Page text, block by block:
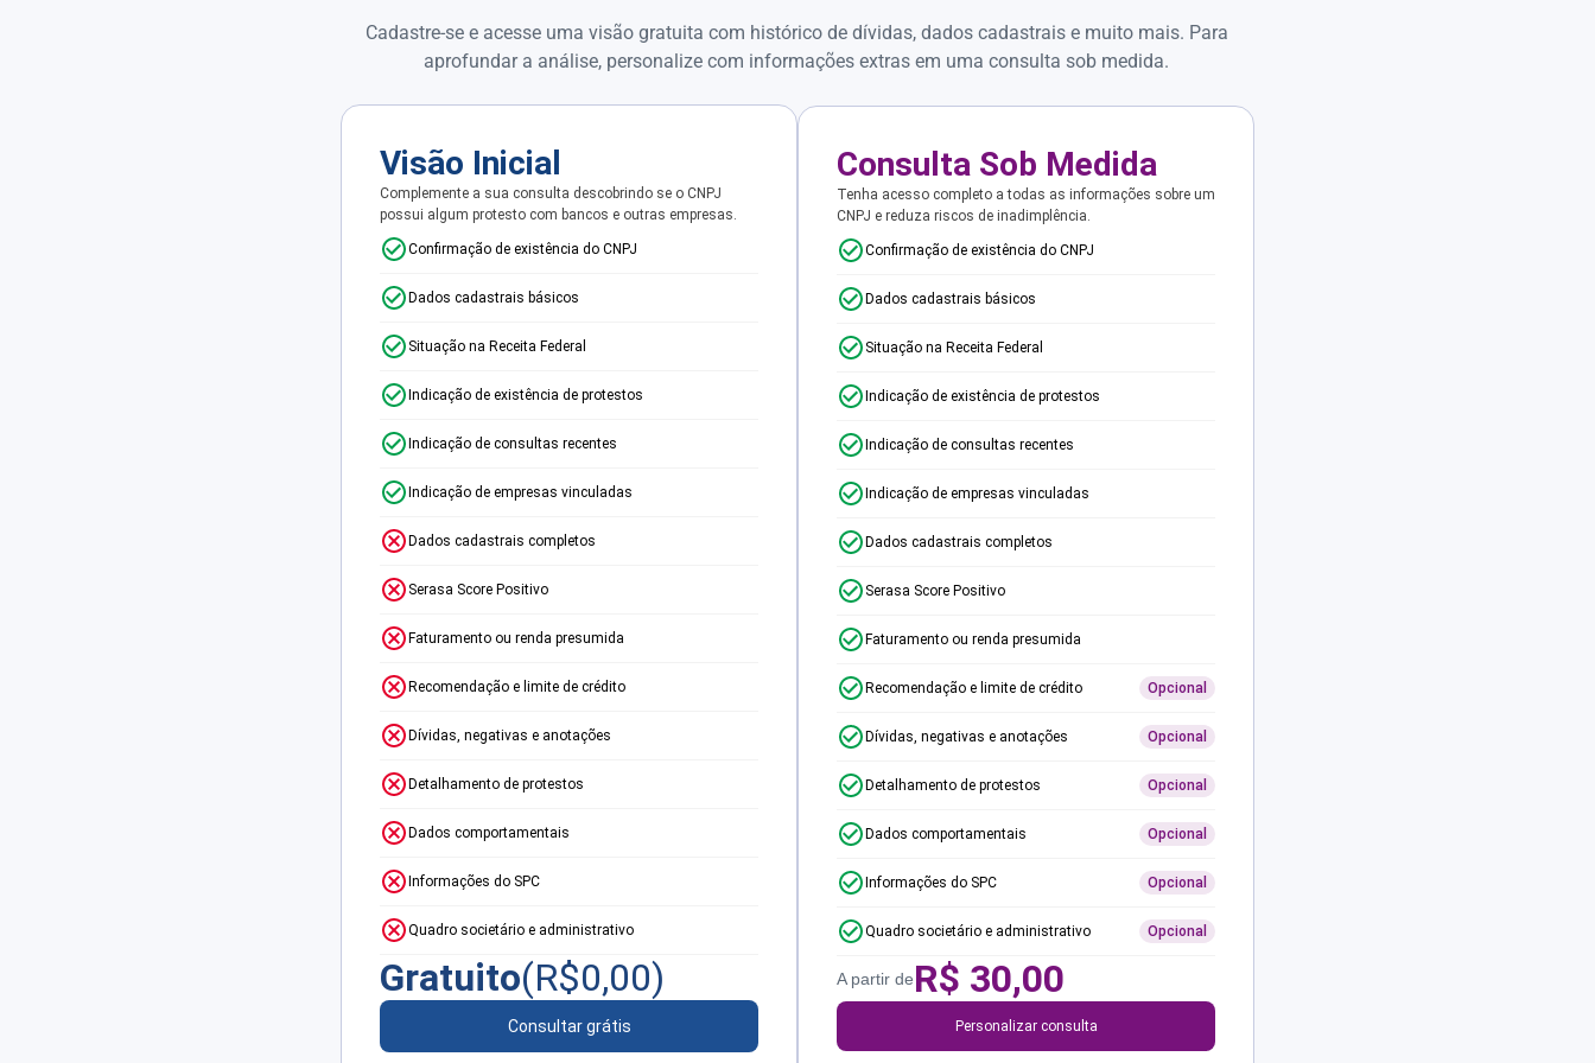
Cadastre-se e acesse uma visão gratuita com histórico de dívidas, dados cadastrais e muito mais. Para
aprofundar a análise, personalize com informações extras em uma consulta sob medida.
Visão Inicial
Complemente a sua consulta descobrindo se o CNPJ
possui algum protesto com bancos e outras empresas.
Confirmação de existência do CNPJ
Dados cadastrais básicos
Situação na Receita Federal
Indicação de existência de protestos
Indicação de consultas recentes
Indicação de empresas vinculadas
Dados cadastrais completos
Serasa Score Positivo
Faturamento ou renda presumida
Recomendação e limite de crédito
Dívidas, negativas e anotações
Detalhamento de protestos
Dados comportamentais
Informações do SPC
Quadro societário e administrativo
Gratuito(R$0,00)
Consultar grátis
Consulta Sob Medida
Tenha acesso completo a todas as informações sobre um
CNPJ e reduza riscos de inadimplência.
Confirmação de existência do CNPJ
Dados cadastrais básicos
Situação na Receita Federal
Indicação de existência de protestos
Indicação de consultas recentes
Indicação de empresas vinculadas
Dados cadastrais completos
Serasa Score Positivo
Faturamento ou renda presumida
Recomendação e limite de crédito Opcional
Dívidas, negativas e anotações Opcional
Detalhamento de protestos Opcional
Dados comportamentais Opcional
Informações do SPC Opcional
Quadro societário e administrativo Opcional
A partir deR$ 30,00
Personalizar consulta